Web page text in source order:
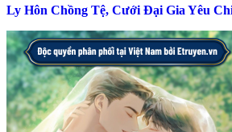
Ly Hôn Chồng Tệ, Cưới Đại Gia Yêu